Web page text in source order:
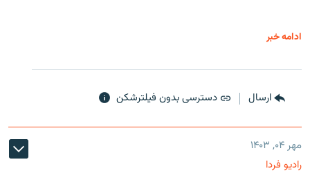
ادامه خبر
ارسال دسترسی بدون فیلترشکن
مهر ۰۴, ۱۴۰۳
رادیو فردا